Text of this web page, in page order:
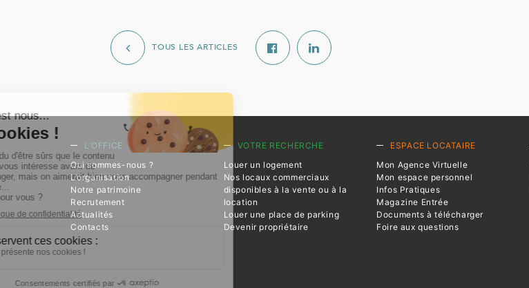
TOUS LES ARTICLES
L’OFFICE
Qui sommes-nous ?
L’organisation
Notre patrimoine
Recrutement
Actualités
Contacts
VOTRE RECHERCHE
Louer un logement
Nos locaux commerciaux
disponibles à la vente ou à la
location
Louer une place de parking
Devenir propriétaire
ESPACE LOCATAIRE
Mon Agence Virtuelle
Mon espace personnel
Infos Pratiques
Magazine Entrée
Documents à télécharger
Foire aux questions